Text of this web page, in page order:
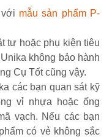
mẫu sản phẩm P-
tư hoặc phụ kiện tiêu
không bảo hành
Cụ Tốt cũng vậy.
các bạn quan sát kỹ
vỉ nhựa hoặc ống
vạch. Nếu các bạn
có vẻ không sắc